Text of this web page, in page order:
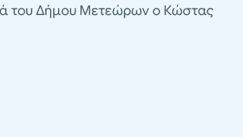
του Δήμου Μετεώρων ο Κώστας